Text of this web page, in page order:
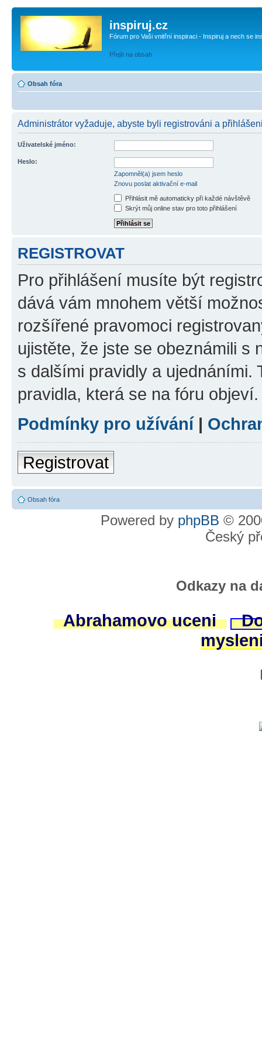
inspiruj.cz
Fórum pro Vaši vnitřní inspiraci - Inspiruj a nech se
Přejít na obsah
Obsah fóra
Administrátor vyžaduje, abyste byli registrováni a
Uživatelské jméno:
Heslo:
Zapomněl(a) jsem heslo
Znovu poslat aktivační e-mail
Přihlásit mě automaticky při každé návštěvě
Skrýt můj online stav pro toto přihlášení
REGISTROVAT
Pro přihlášení musíte být
dává vám mnohem větší
rozšířené pravomoci
ujistěte, že jste se obeznámili s
s dalšími pravidly a ujednáními.
pravidla, která se na fóru objeví.
Podmínky pro užívání|
Registrovat
Obsah fóra
Powered by phpBB ©
Český
Odkazy na
Abrahamovo uceni